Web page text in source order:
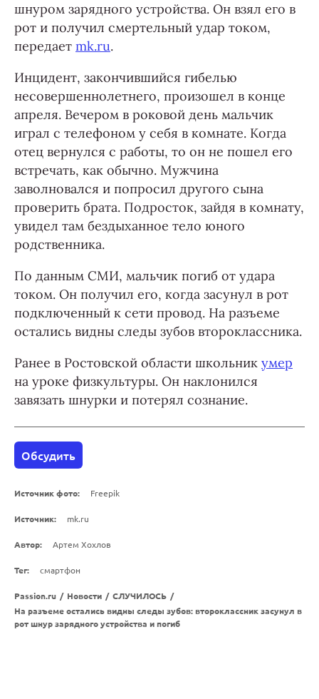
шнуром зарядного устройства. Он взял его в
рот и получил смертельный удар током,
передает mk.ru.
Инцидент, закончившийся гибелью
несовершеннолетнего, произошел в конце
апреля. Вечером в роковой день мальчик
играл с телефоном у себя в комнате. Когда
отец вернулся с работы, то он не пошел его
встречать, как обычно. Мужчина
заволновался и попросил другого сына
проверить брата. Подросток, зайдя в комнату,
увидел там бездыханное тело юного
родственника.
По данным СМИ, мальчик погиб от удара
током. Он получил его, когда засунул в рот
подключенный к сети провод. На разъеме
остались видны следы зубов второклассника.
Ранее в Ростовской области школьник умер
на уроке физкультуры. Он наклонился
завязать шнурки и потерял сознание.
Обсудить
Источник фото: Freepik
Источник: mk.ru
Автор: Артем Хохлов
Тег: смартфон
Passion.ru / Новости / СЛУЧИЛОСЬ /
На разъеме остались видны следы зубов: второклассник засунул в
рот шнур зарядного устройства и погиб